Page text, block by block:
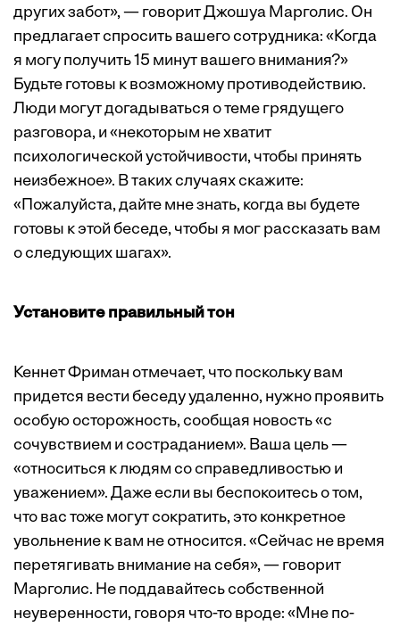
других забот», — говорит Джошуа Марголис. Он
предлагает спросить вашего сотрудника: «Когда
я могу получить 15 минут вашего внимания?»
Будьте готовы к возможному противодействию.
Люди могут догадываться о теме грядущего
разговора, и «некоторым не хватит
психологической устойчивости, чтобы принять
неизбежное». В таких случаях скажите:
«Пожалуйста, дайте мне знать, когда вы будете
готовы к этой беседе, чтобы я мог рассказать вам
о следующих шагах».
Установите правильный тон
Кеннет Фриман отмечает, что поскольку вам
придется вести беседу удаленно, нужно проявить
особую осторожность, сообщая новость «с
сочувствием и состраданием». Ваша цель —
«относиться к людям со справедливостью и
уважением». Даже если вы беспокоитесь о том,
что вас тоже могут сократить, это конкретное
увольнение к вам не относится. «Сейчас не время
перетягивать внимание на себя», — говорит
Марголис. Не поддавайтесь собственной
неуверенности, говоря что-то вроде: «Мне по-